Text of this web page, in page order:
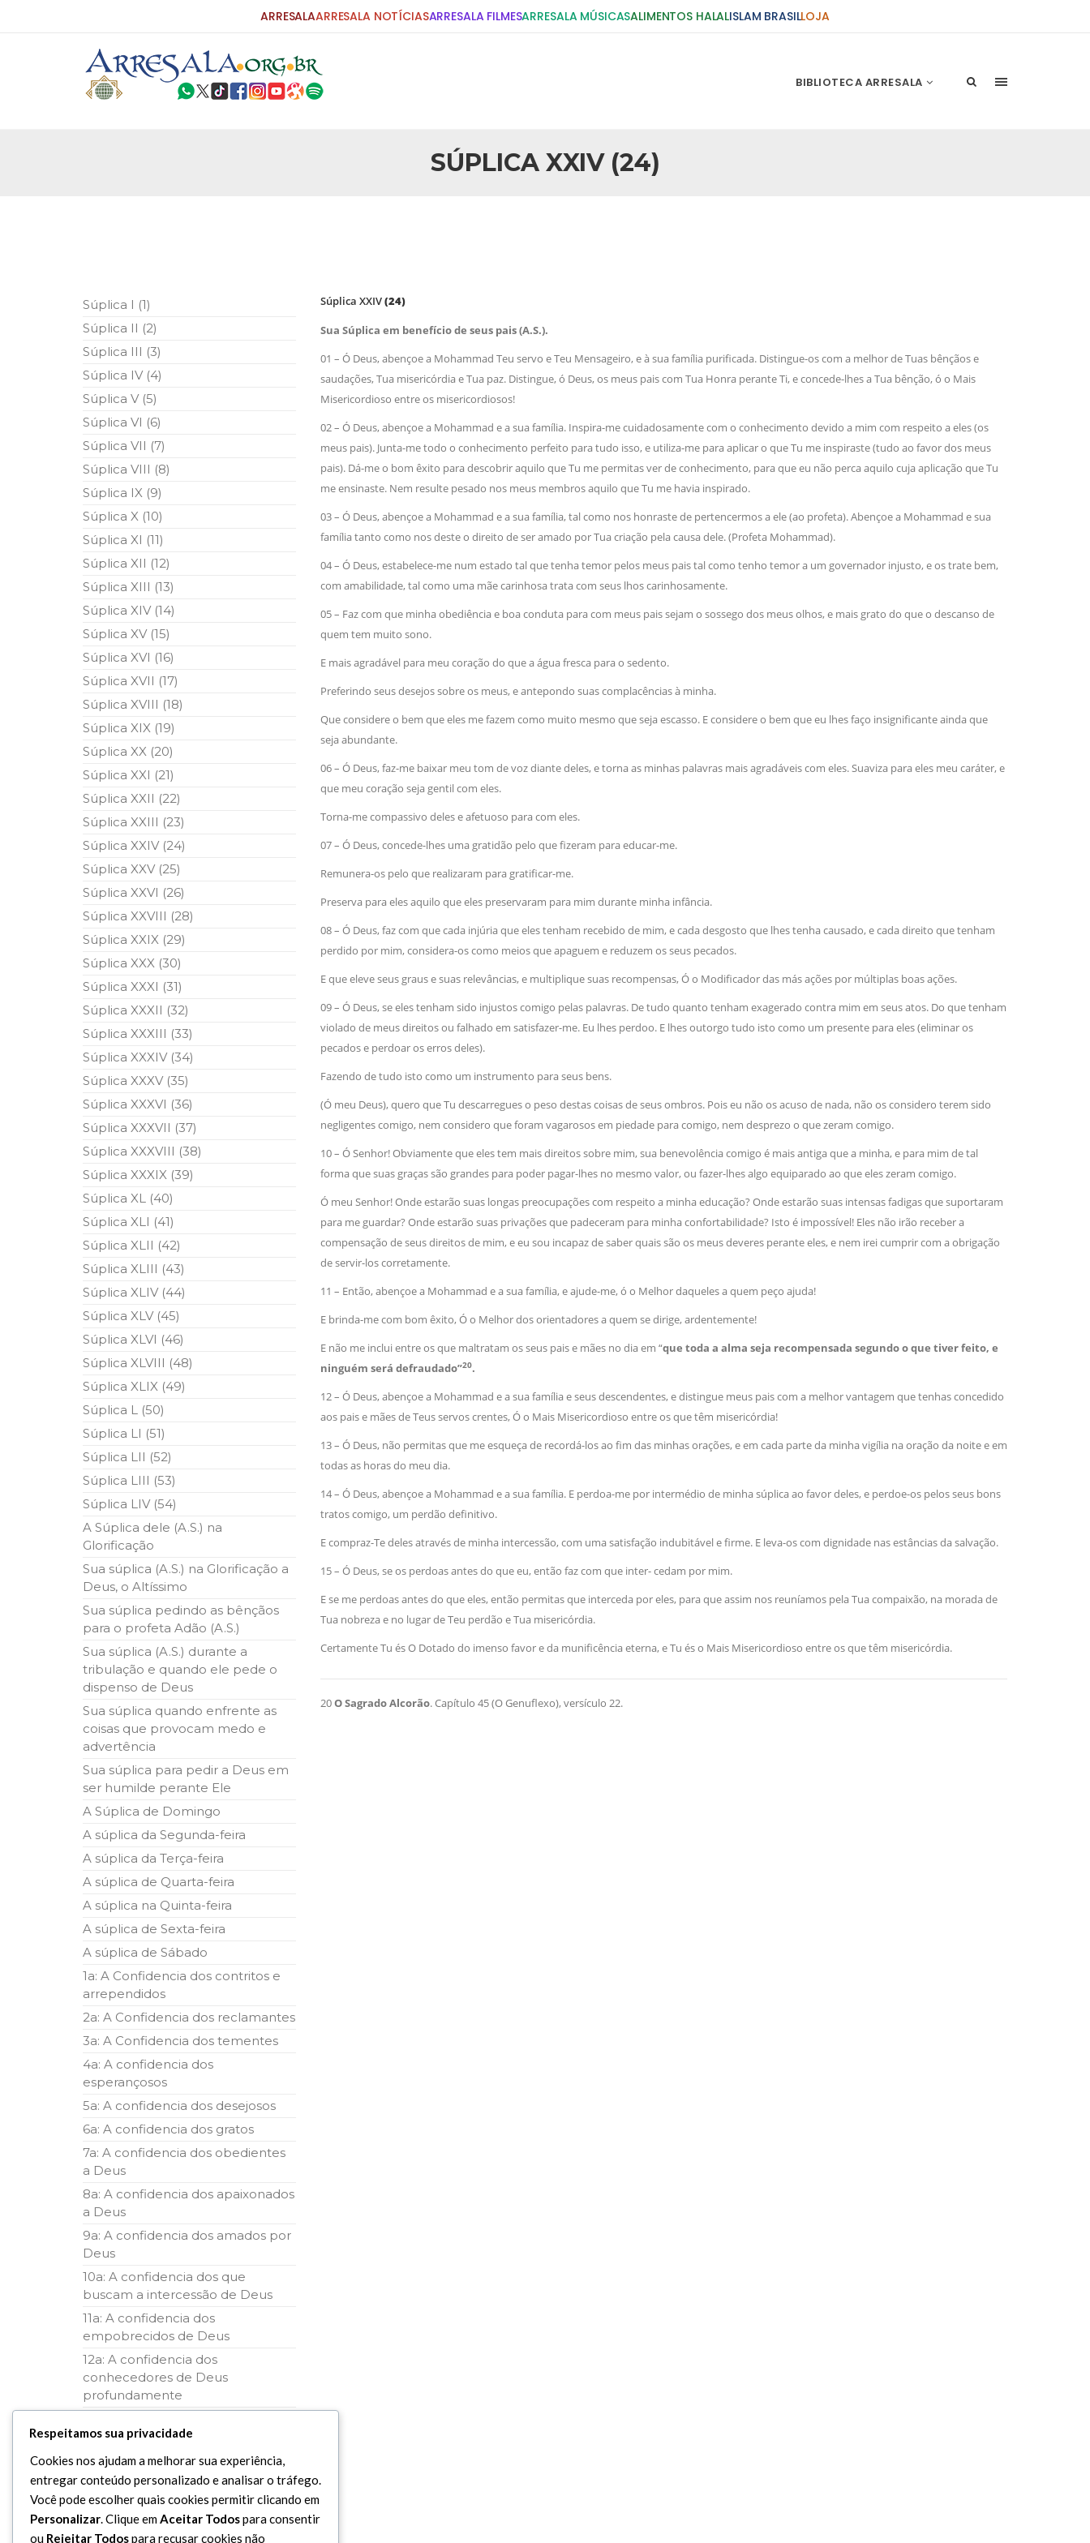
ARRESALAARRESALA NOTÍCIASARRESALA FILMESARRESALA MÚSICASALIMENTOS HALALISLAM BRASILLOJA
BIBLIOTECA ARRESALA
SÚPLICA XXIV (24)
25 DE SETEMBRO DE 2010
Por: Ahmad Dallal Tradução: Ahmad Ismail Ainda aturdido pelas imagens de
morte e destruição que abalaram Nova York em 11 de setembro, o mundo parece
ter entrado numa guerra cultural e religiosa de magnitude. Mais
10 DE NOVEMBRO DE 2013
Falecimento do Imam Ali Ibn Al-Hussein (A.S.)
Em nome de Deus, o Clemente, o Misericordioso! Diante da data em que
relembramos o martírio do quarto Imam dos muçulmanos, o Imam Ali Ibn Al-
Hussein Ibn Ali Ibn Abi Táleb (A.S.), conhecido por “Zein Al-Ábidin” (Formosura
NOTÍCIAS
Relações Exteriores da República Islâmica do Irã
Na noite da quinta-feira, 03 de Abril, o Centro Islâmico no Brasil recebeu em sua
sede, em São Paulo, o ex-ministro das Relações Exteriores da República Islâmica
do Irã, Sr. Kamal Kharrazi, que encontra-se visitando
Súplica I (1)
Súplica II (2)
Súplica III (3)
Súplica IV (4)
Súplica V (5)
Súplica VI (6)
Súplica VII (7)
Súplica VIII (8)
Súplica IX (9)
Súplica X (10)
Súplica XI (11)
Súplica XII (12)
Súplica XIII (13)
Súplica XIV (14)
Súplica XV (15)
Súplica XVI (16)
Súplica XVII (17)
Súplica XVIII (18)
Súplica XIX (19)
Súplica XX (20)
Súplica XXI (21)
Súplica XXII (22)
Súplica XXIII (23)
Súplica XXIV (24)
Súplica XXV (25)
Súplica XXVI (26)
Súplica XXVIII (28)
Súplica XXIX (29)
Súplica XXX (30)
Súplica XXXI (31)
Súplica XXXII (32)
Súplica XXXIII (33)
Súplica XXXIV (34)
Súplica XXXV (35)
Súplica XXXVI (36)
Súplica XXXVII (37)
Súplica XXXVIII (38)
Súplica XXXIX (39)
Súplica XL (40)
Súplica XLI (41)
Súplica XLII (42)
Súplica XLIII (43)
Súplica XLIV (44)
Súplica XLV (45)
Súplica XLVI (46)
Súplica XLVIII (48)
Súplica XLIX (49)
Súplica L (50)
Súplica LI (51)
Súplica LII (52)
Súplica LIII (53)
Súplica LIV (54)
A Súplica dele (A.S.) na
Glorificação
Sua súplica (A.S.) na Glorificação a
Deus, o Altíssimo
Sua súplica pedindo as bênçãos
para o profeta Adão (A.S.)
Sua súplica (A.S.) durante a
tribulação e quando ele pede o
dispenso de Deus
Sua súplica quando enfrente as
coisas que provocam medo e
advertência
Sua súplica para pedir a Deus em
ser humilde perante Ele
A Súplica de Domingo
A súplica da Segunda-feira
A súplica da Terça-feira
A súplica de Quarta-feira
A súplica na Quinta-feira
A súplica de Sexta-feira
A súplica de Sábado
1a: A Confidencia dos contritos e
arrependidos
2a: A Confidencia dos reclamantes
3a: A Confidencia dos tementes
4a: A confidencia dos
esperançosos
5a: A confidencia dos desejosos
6a: A confidencia dos gratos
7a: A confidencia dos obedientes
a Deus
8a: A confidencia dos apaixonados
a Deus
9a: A confidencia dos amados por
Deus
10a: A confidencia dos que
buscam a intercessão de Deus
11a: A confidencia dos
empobrecidos de Deus
12a: A confidencia dos
conhecedores de Deus
profundamente
de Deus
14a: A confidencia dos fortalecidos
em Deus
15a: A confidencia dos
desapegados
Súplica XXIV(24)
Sua Súplica em benefício de seus pais (A.S.).
01 – Ó Deus, abençoe a Mohammad Teu servo e Teu Mensageiro, e à sua família purificada. Distingue-os com a melhor de Tuas bênçãos e
saudações, Tua misericórdia e Tua paz. Distingue, ó Deus, os meus pais com Tua Honra perante Ti, e concede-lhes a Tua bênção, ó o Mais
Misericordioso entre os misericordiosos!
02 – Ó Deus, abençoe a Mohammad e a sua família. Inspira-me cuidadosamente com o conhecimento devido a mim com respeito a eles (os
meus pais). Junta-me todo o conhecimento perfeito para tudo isso, e utiliza-me para aplicar o que Tu me inspiraste (tudo ao favor dos meus
pais). Dá-me o bom êxito para descobrir aquilo que Tu me permitas ver de conhecimento, para que eu não perca aquilo cuja aplicação que Tu
me ensinaste. Nem resulte pesado nos meus membros aquilo que Tu me havia inspirado.
03 – Ó Deus, abençoe a Mohammad e a sua família, tal como nos honraste de pertencermos a ele (ao profeta). Abençoe a Mohammad e sua
família tanto como nos deste o direito de ser amado por Tua criação pela causa dele. (Profeta Mohammad).
04 – Ó Deus, estabelece-me num estado tal que tenha temor pelos meus pais tal como tenho temor a um governador injusto, e os trate bem,
com amabilidade, tal como uma mãe carinhosa trata com seus lhos carinhosamente.
05 – Faz com que minha obediência e boa conduta para com meus pais sejam o sossego dos meus olhos, e mais grato do que o descanso de
quem tem muito sono.
E mais agradável para meu coração do que a água fresca para o sedento.
Preferindo seus desejos sobre os meus, e antepondo suas complacências à minha.
Que considere o bem que eles me fazem como muito mesmo que seja escasso. E considere o bem que eu lhes faço insignificante ainda que
seja abundante.
06 – Ó Deus, faz-me baixar meu tom de voz diante deles, e torna as minhas palavras mais agradáveis com eles. Suaviza para eles meu caráter, e
que meu coração seja gentil com eles.
Torna-me compassivo deles e afetuoso para com eles.
07 – Ó Deus, concede-lhes uma gratidão pelo que fizeram para educar-me.
Remunera-os pelo que realizaram para gratificar-me.
Preserva para eles aquilo que eles preservaram para mim durante minha infância.
08 – Ó Deus, faz com que cada injúria que eles tenham recebido de mim, e cada desgosto que lhes tenha causado, e cada direito que tenham
perdido por mim, considera-os como meios que apaguem e reduzem os seus pecados.
E que eleve seus graus e suas relevâncias, e multiplique suas recompensas, Ó o Modificador das más ações por múltiplas boas ações.
09 – Ó Deus, se eles tenham sido injustos comigo pelas palavras. De tudo quanto tenham exagerado contra mim em seus atos. Do que tenham
violado de meus direitos ou falhado em satisfazer-me. Eu lhes perdoo. E lhes outorgo tudo isto como um presente para eles (eliminar os
pecados e perdoar os erros deles).
Fazendo de tudo isto como um instrumento para seus bens.
(Ó meu Deus), quero que Tu descarregues o peso destas coisas de seus ombros. Pois eu não os acuso de nada, não os considero terem sido
negligentes comigo, nem considero que foram vagarosos em piedade para comigo, nem desprezo o que zeram comigo.
10 – Ó Senhor! Obviamente que eles tem mais direitos sobre mim, sua benevolência comigo é mais antiga que a minha, e para mim de tal
forma que suas graças são grandes para poder pagar-lhes no mesmo valor, ou fazer-lhes algo equiparado ao que eles zeram comigo.
Ó meu Senhor! Onde estarão suas longas preocupações com respeito a minha educação? Onde estarão suas intensas fadigas que suportaram
para me guardar? Onde estarão suas privações que padeceram para minha confortabilidade? Isto é impossível! Eles não irão receber a
compensação de seus direitos de mim, e eu sou incapaz de saber quais são os meus deveres perante eles, e nem irei cumprir com a obrigação
de servir-los corretamente.
11 – Então, abençoe a Mohammad e a sua família, e ajude-me, ó o Melhor daqueles a quem peço ajuda!
E brinda-me com bom êxito, Ó o Melhor dos orientadores a quem se dirige, ardentemente!
E não me inclui entre os que maltratam os seus pais e mães no dia em “que toda a alma seja recompensada segundo o que tiver feito, e
ninguém será defraudado”20.
12 – Ó Deus, abençoe a Mohammad e a sua família e seus descendentes, e distingue meus pais com a melhor vantagem que tenhas concedido
aos pais e mães de Teus servos crentes, Ó o Mais Misericordioso entre os que têm misericórdia!
13 – Ó Deus, não permitas que me esqueça de recordá-los ao fim das minhas orações, e em cada parte da minha vigília na oração da noite e em
todas as horas do meu dia.
14 – Ó Deus, abençoe a Mohammad e a sua família. E perdoa-me por intermédio de minha súplica ao favor deles, e perdoe-os pelos seus bons
tratos comigo, um perdão definitivo.
E compraz-Te deles através de minha intercessão, com uma satisfação indubitável e firme. E leva-os com dignidade nas estâncias da salvação.
15 – Ó Deus, se os perdoas antes do que eu, então faz com que inter- cedam por mim.
E se me perdoas antes do que eles, então permitas que interceda por eles, para que assim nos reuníamos pela Tua compaixão, na morada de
Tua nobreza e no lugar de Teu perdão e Tua misericórdia.
Certamente Tu és O Dotado do imenso favor e da munificência eterna, e Tu és o Mais Misericordioso entre os que têm misericórdia.
20O Sagrado Alcorão. Capítulo 45 (O Genuflexo), versículo 22.
Respeitamos sua privacidade
Cookies nos ajudam a melhorar sua experiência,
entregar conteúdo personalizado e analisar o tráfego.
Você pode escolher quais cookies permitir clicando em
Personalizar. Clique emAceitar Todospara consentir
ou Rejeitar Todospara recusar cookies não